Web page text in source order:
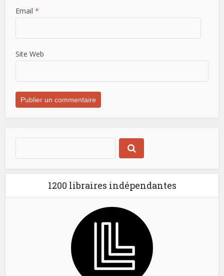
Email *
Site Web
1200 libraires indépendantes